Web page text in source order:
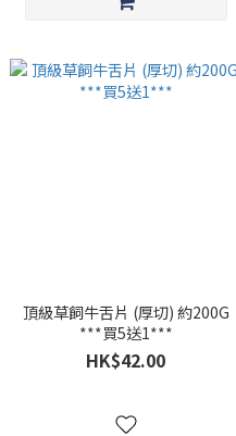
頂級草飼牛舌片 (厚切) 約200G
***買5送1***
HK$42.00